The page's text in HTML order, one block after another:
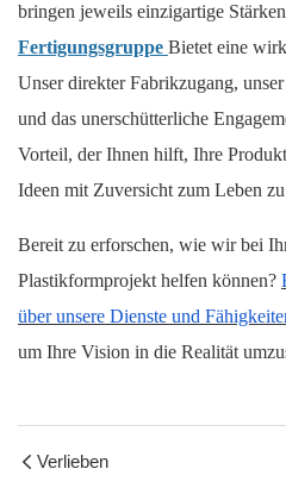
bringen jeweils einzigartige
Fertigungsgruppe Bietet eine
Unser direkter Fabrikzugang,
und das unerschütterliche
Vorteil, der Ihnen hilft, Ihre
Ideen mit Zuversicht zum Leben
Bereit zu erforschen, wie wir bei
Plastikformprojekt helfen können?
über unsere Dienste und
um Ihre Vision in die Realität
Verlieben